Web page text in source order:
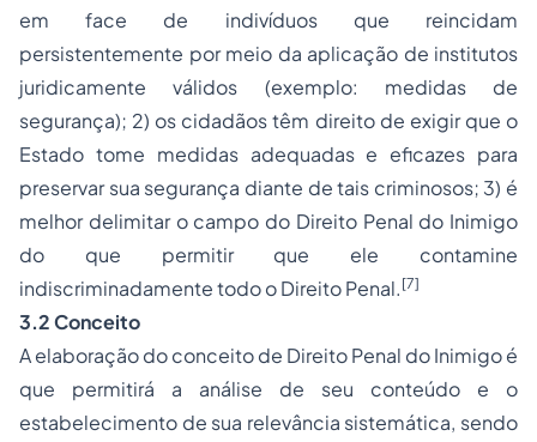
em face de indivíduos que reincidam
persistentemente por meio da aplicação de institutos
juridicamente válidos (exemplo: medidas de
segurança); 2) os cidadãos têm direito de exigir que o
Estado tome medidas adequadas e eficazes para
preservar sua segurança diante de tais criminosos; 3) é
melhor delimitar o campo do Direito Penal do Inimigo
do que permitir que ele contamine
indiscriminadamente todo o Direito Penal. [7]
3.2 Conceito
A elaboração do conceito de Direito Penal do Inimigo é
que permitirá a análise de seu conteúdo e o
estabelecimento de sua relevância sistemática, sendo